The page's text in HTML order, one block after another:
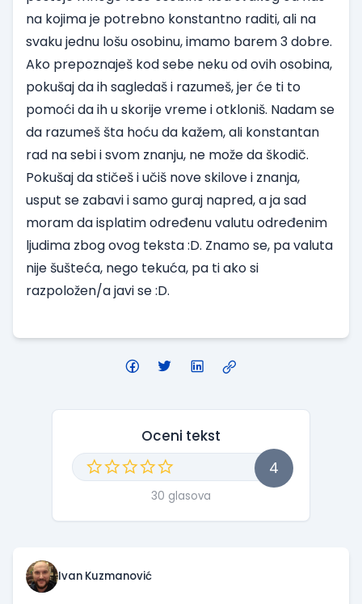
na kojima je potrebno konstantno raditi, ali na
svaku jednu lošu osobinu, imamo barem 3 dobre.
Ako prepoznaješ kod sebe neku od ovih osobina,
pokušaj da ih sagledaš i razumeš, jer će ti to
pomoći da ih u skorije vreme i otkloniš. Nadam se
da razumeš šta hoću da kažem, ali konstantan
rad na sebi i svom znanju, ne može da škodič.
Pokušaj da stičeš i učiš nove skilove i znanja,
usput se zabavi i samo guraj napred, a ja sad
moram da isplatim određenu valutu određenim
ljudima zbog ovog teksta :D. Znamo se, pa valuta
nije šušteća, nego tekuća, pa ti ako si
razpoložen/a javi se :D.
Oceni tekst
4
30 glasova
Ivan Kuzmanović